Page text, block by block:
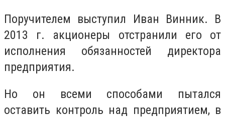
Поручителем выступил Иван Винник. В
2013 г. акционеры отстранили его от
исполнения обязанностей директора
предприятия.
Но он всеми способами пытался
оставить контроль над предприятием, в